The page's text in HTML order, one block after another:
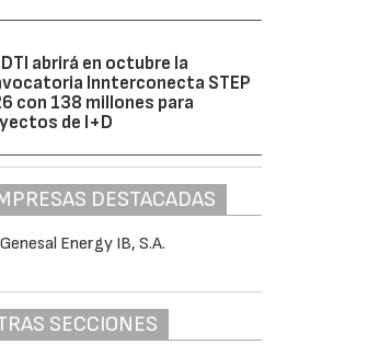
abrirá en octubre la
Innterconecta STEP
con 138 millones para
de I+D
DESTACADAS
SECCIONES